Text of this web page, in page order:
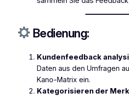
Bedienung:
Kundenfeedback
Daten aus den Umfragen
Kano-Matrix ein.
Kategorisieren der